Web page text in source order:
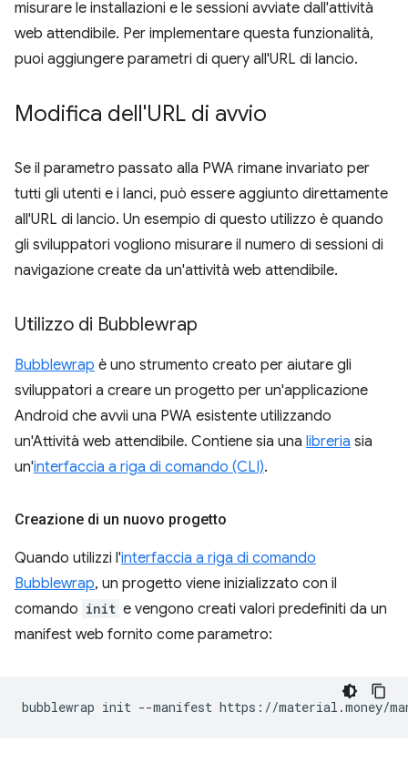
misurare le installazioni e le sessioni avviate dall'attività
web attendibile. Per implementare questa funzionalità,
puoi aggiungere parametri di query all'URL di lancio.
Modifica dell'URL di avvio
Se il parametro passato alla PWA rimane invariato per
tutti gli utenti e i lanci, può essere aggiunto direttamente
all'URL di lancio. Un esempio di questo utilizzo è quando
gli sviluppatori vogliono misurare il numero di sessioni di
navigazione create da un'attività web attendibile.
Utilizzo di Bubblewrap
Bubblewrap è uno strumento creato per aiutare gli
sviluppatori a creare un progetto per un'applicazione
Android che avvii una PWA esistente utilizzando
un'Attività web attendibile. Contiene sia una libreria sia
un'interfaccia a riga di comando (CLI).
Creazione di un nuovo progetto
Quando utilizzi l'interfaccia a riga di comando
Bubblewrap, un progetto viene inizializzato con il
comando init e vengono creati valori predefiniti da un
manifest web fornito come parametro:
bubblewrap init --manifest